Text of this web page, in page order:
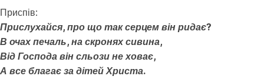
Приспів:
Прислухайся, про що так серцем він ридає?
В очах печаль, на скронях сивина,
Від Господа він сльози не ховає,
А все благає за дітей Христа.